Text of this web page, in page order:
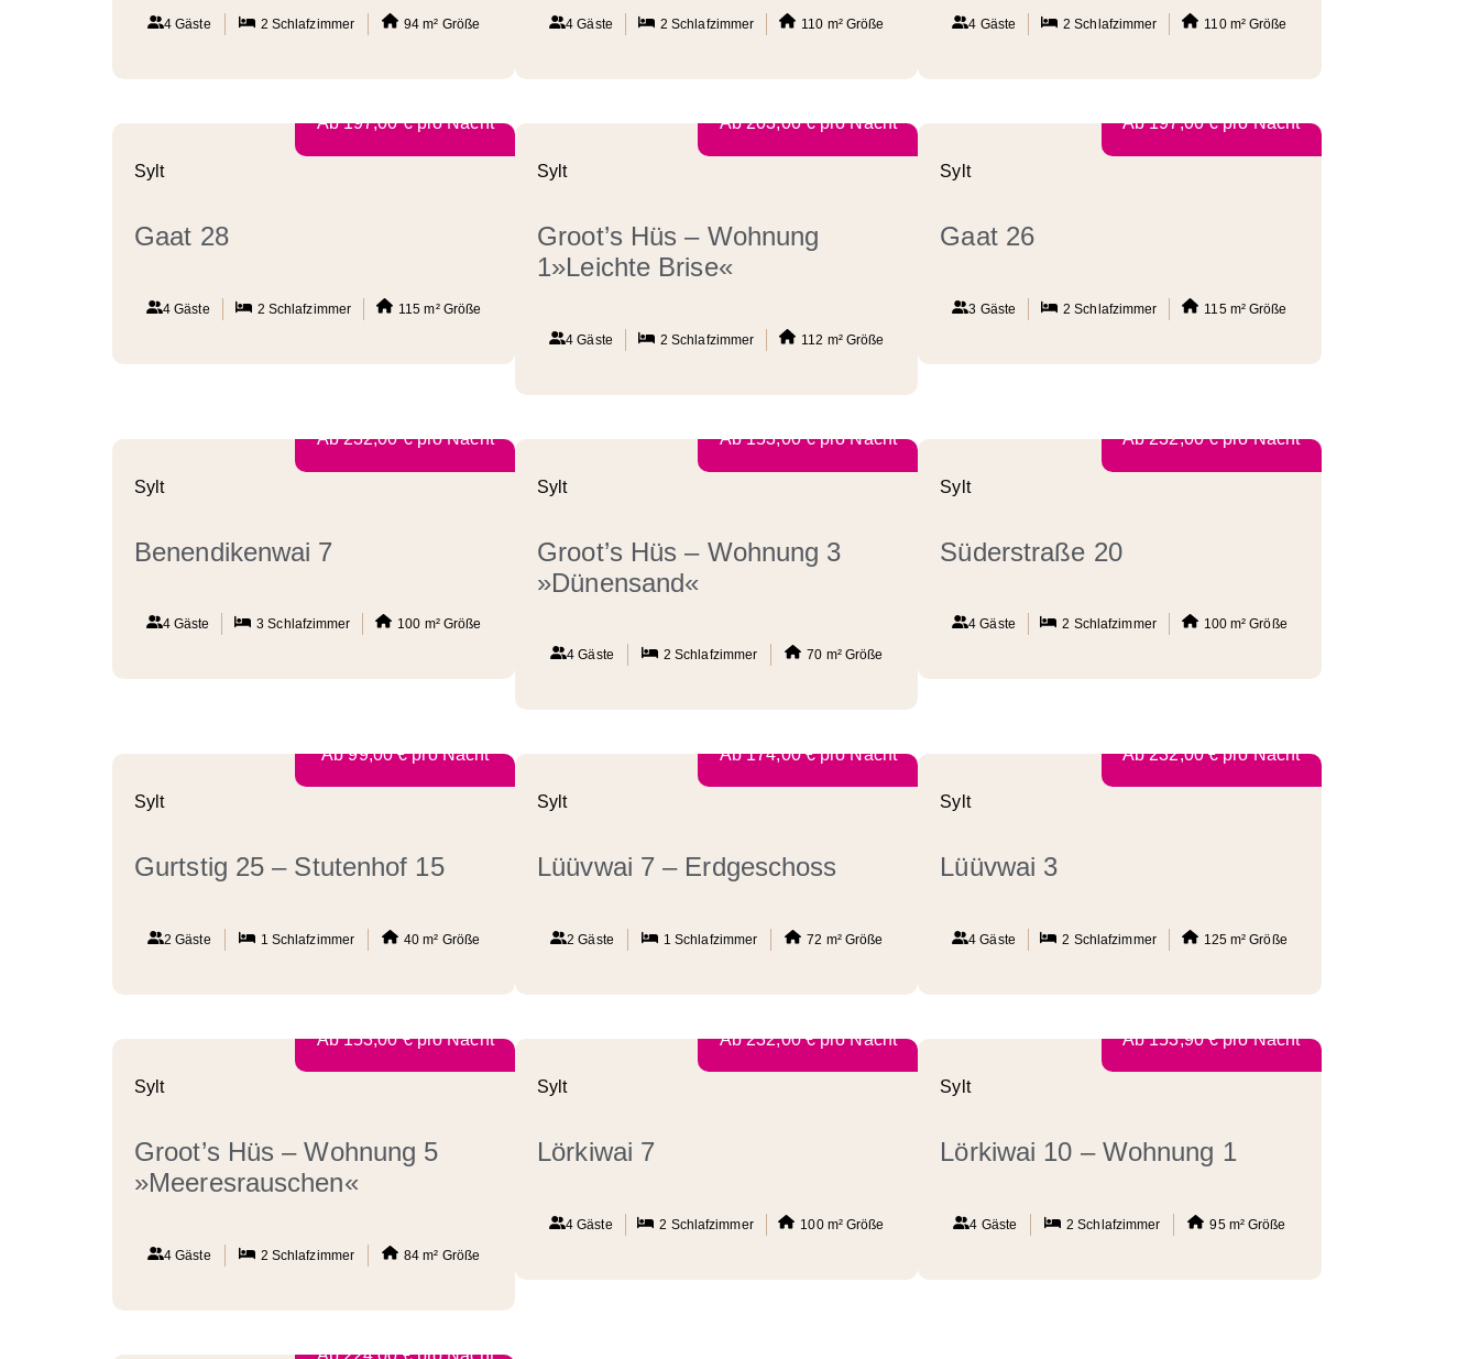
4 Gäste 2 Schlafzimmer 94 m² Größe 4 Gäste 2 Schlafzimmer 110 m²Größe 4 Gäste 2 Schlafzimmer 110 m²Größe
Sylt
Gaat 28
4 Gäste 2 Schlafzimmer 115 m²Größe
Ab197,00 €pro Nacht
Sylt
Groot’s Hüs – Wohnung
1»Leichte Brise«
4 Gäste 2 Schlafzimmer 112 m²Größe
Ab203,00 €pro Nacht
Sylt
Gaat 26
3 Gäste 2 Schlafzimmer 115 m²Größe
Ab197,00 €pro Nacht
Sylt
Benendikenwai 7
4 Gäste 3 Schlafzimmer 100 m²Größe
Ab232,00 €pro Nacht
Sylt
Groot’s Hüs – Wohnung 3
»Dünensand«
4 Gäste 2 Schlafzimmer 70 m²Größe
Ab153,00 €pro Nacht
Sylt
Süderstraße 20
4 Gäste 2 Schlafzimmer 100 m² Größe
Ab232,00 €pro Nacht
Sylt
Gurtstig 25 – Stutenhof 15
2 Gäste 1 Schlafzimmer 40 m² Größe
Ab99,00 €pro Nacht
Sylt
Lüüvwai 7 – Erdgeschoss
2 Gäste 1 Schlafzimmer 72 m²Größe
Ab174,00 €pro Nacht
Sylt
Lüüvwai 3
4 Gäste 2 Schlafzimmer 125 m² Größe
Ab232,00 €pro Nacht
Sylt
Groot’s Hüs – Wohnung 5
»Meeresrauschen«
4 Gäste 2 Schlafzimmer 84 m² Größe
Ab153,00 €pro Nacht
Sylt
Lörkiwai 7
4 Gäste 2 Schlafzimmer 100 m²Größe
Ab232,00 €pro Nacht
Sylt
Lörkiwai 10 – Wohnung 1
4 Gäste 2 Schlafzimmer 95 m²Größe
Ab153,90 €pro Nacht
Ab224,00 €pro Nacht